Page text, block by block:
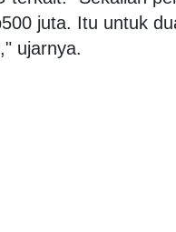
juta. Itu untuk
ujarnya.